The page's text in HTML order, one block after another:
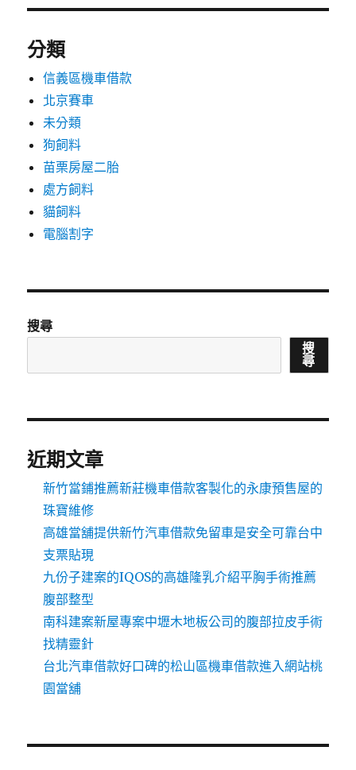
分類
信義區機車借款
北京賽車
未分類
狗飼料
苗栗房屋二胎
處方飼料
貓飼料
電腦割字
搜尋
搜
尋
近期文章
新竹當鋪推薦新莊機車借款客製化的永康預售屋的
珠寶維修
高雄當舖提供新竹汽車借款免留車是安全可靠台中
支票貼現
九份子建案的IQOS的高雄隆乳介紹平胸手術推薦
腹部整型
南科建案新屋專案中壢木地板公司的腹部拉皮手術
找精靈針
台北汽車借款好口碑的松山區機車借款進入網站桃
園當舖